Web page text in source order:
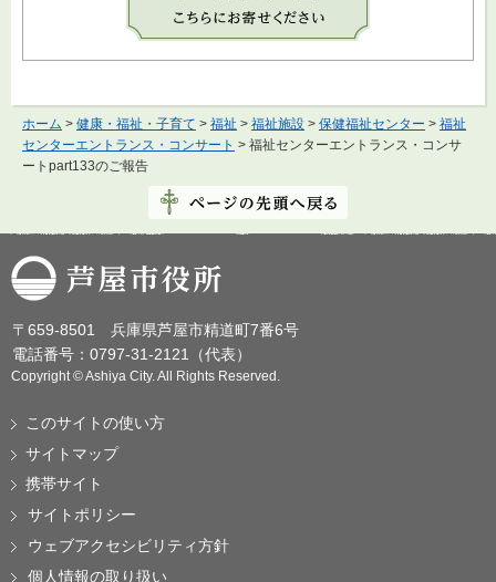
ホーム > 健康・福祉・子育て > 福祉 > 福祉施設 > 保健福祉センター > 福祉
センターエントランス・コンサート > 福祉センターエントランス・コンサ
ートpart133のご報告
芦屋市役所
〒659-8501 兵庫県芦屋市精道町7番6号
電話番号：0797-31-2121（代表）
Copyright © Ashiya City. All Rights Reserved.
このサイトの使い方
サイトマップ
携帯サイト
サイトポリシー
ウェブアクセシビリティ方針
個人情報の取り扱い